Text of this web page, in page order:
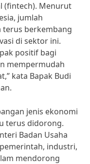
(fintech). Menurut
jumlah
terus berkembang
di sektor ini.
positif bagi
mempermudah
kata Bapak Budi
jenis ekonomi
terus didorong.
Badan Usaha
industri,
mendorong